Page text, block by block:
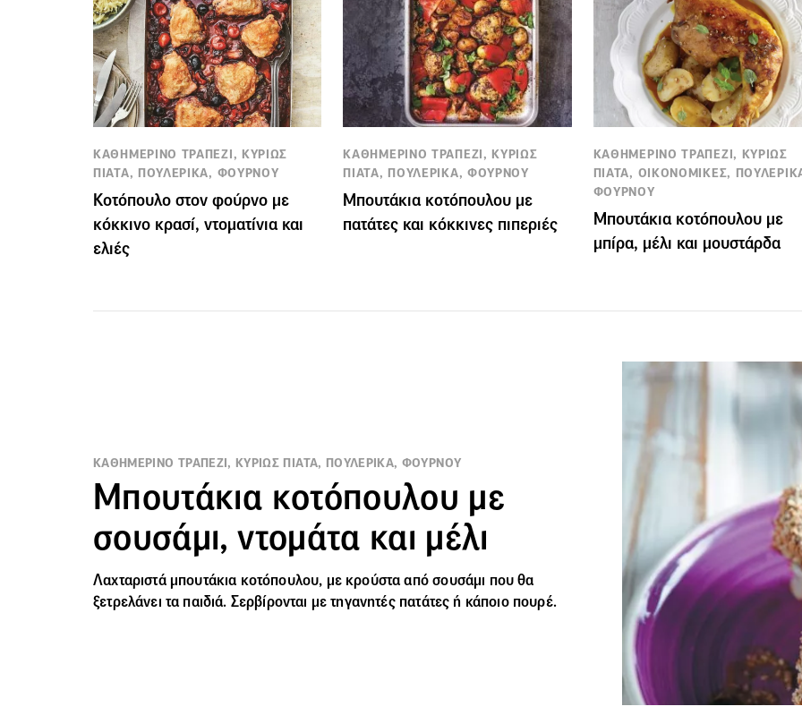
ΚΑΘΗΜΕΡΙΝΟ ΤΡΑΠΕΖΙ, ΚΥΡΙΩΣ
ΠΙΑΤΑ, ΠΟΥΛΕΡΙΚΑ, ΦΟΥΡΝΟΥ
Κοτόπουλο στον φούρνο με
κόκκινο κρασί, ντοματίνια και
ελιές
ΚΑΘΗΜΕΡΙΝΟ ΤΡΑΠΕΖΙ, ΚΥΡΙΩΣ
ΠΙΑΤΑ, ΠΟΥΛΕΡΙΚΑ, ΦΟΥΡΝΟΥ
Μπουτάκια κοτόπουλου με
πατάτες και κόκκινες πιπεριές
ΚΑΘΗΜΕΡΙΝΟ ΤΡΑΠΕΖΙ, ΚΥΡΙΩΣ
ΠΙΑΤΑ, ΟΙΚΟΝΟΜΙΚΕΣ,
ΦΟΥΡΝΟΥ
Μπουτάκια κοτόπουλου με
μπίρα, μέλι και μουστάρδα
ΚΑΘΗΜΕΡΙΝΟ ΤΡΑΠΕΖΙ, ΚΥΡΙΩΣ ΠΙΑΤΑ, ΠΟΥΛΕΡΙΚΑ, ΦΟΥΡΝΟΥ
Μπουτάκια κοτόπουλου με
σουσάμι, ντομάτα και μέλι
Λαχταριστά μπουτάκια κοτόπουλου, με κρούστα από σουσάμι που θα
ξετρελάνει τα παιδιά. Σερβίρονται με τηγανητές πατάτες ή κάποιο πουρέ.